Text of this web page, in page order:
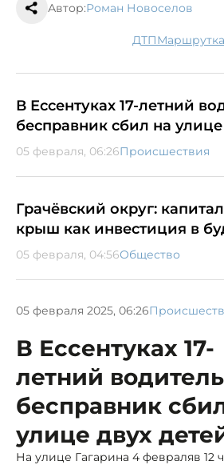
Автор:Роман Новоселов
ДТП маршрутка
В Ессентуках 17-летний
бесправник сбил на улице
05 февраля, 06:26Происшествия
Грачёвский округ:
крыш как инвестиция в
05 февраля, 04:56Общество
05 февраля 2025, 06:26
В Ессентуках 17-
летний
бесправник
улице двух
На улице Гагарина 4 февраляв 12